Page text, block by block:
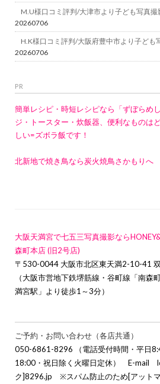
M.U様口コミ評判/大津市より子ども写真
20260706
H.K様口コミ評判/大阪府豊中市より子ども
20260706
PR
簡単レシピ・時短レシピなら「ずぼらめ
ジ・トースター・炊飯器、便利なものは
しい=ズボラ飯です！
北新地で焼き鳥なら炭火焼鳥さかもりへ
大阪天満宮で七五三写真撮影なら
森町本店 (旧2号店)
〒530-0044 大阪市北区東天満2-10-41
（大阪市営地下鉄堺筋線・谷町線「南森
満宮駅」より徒歩1～3分）
ご予約・お問い合わせ（各店共通）
050-6861-8296 （電話受付時間・平日
18:00・祝日除く火曜日定休） E-mail
ク]8296.jp ※スパム防止のため[アットマ